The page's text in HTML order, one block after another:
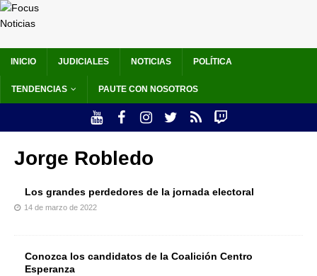
INICIO JUDICIALES NOTICIAS POLÍTICA
TENDENCIAS PAUTE CON NOSOTROS
Jorge Robledo
Los grandes perdedores de la jornada electoral
14 de marzo de 2022
Conozca los candidatos de la Coalición Centro
Esperanza